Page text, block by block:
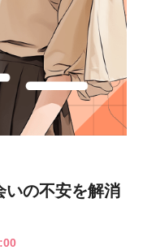
いの不安を解消